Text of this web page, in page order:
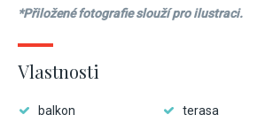
*Přiložené fotografie slouží pro ilustraci.
Vlastnosti
balkon
terasa